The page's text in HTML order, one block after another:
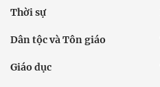
Thời sự
Dân tộc và Tôn giáo
Giáo dục